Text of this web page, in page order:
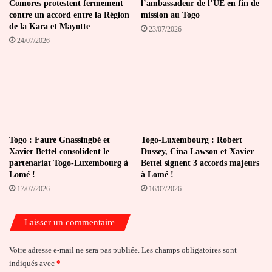
Comores protestent fermement
contre un accord entre la Région
de la Kara et Mayotte
24/07/2026
l’ambassadeur de l’UE en fin de
mission au Togo
23/07/2026
Togo : Faure Gnassingbé et
Xavier Bettel consolident le
partenariat Togo-Luxembourg à
Lomé !
17/07/2026
Togo-Luxembourg : Robert
Dussey, Cina Lawson et Xavier
Bettel signent 3 accords majeurs
à Lomé !
16/07/2026
Laisser un commentaire
Votre adresse e-mail ne sera pas publiée. Les champs obligatoires sont
indiqués avec *